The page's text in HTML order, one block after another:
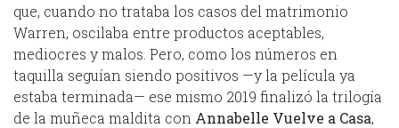
que, cuando no trataba los casos del matrimonio
Warren, oscilaba entre productos aceptables,
mediocres y malos. Pero, como los números en
taquilla seguían siendo positivos —y la película ya
estaba terminada— ese mismo 2019 finalizó la trilogía
de la muñeca maldita con Annabelle Vuelve a Casa,